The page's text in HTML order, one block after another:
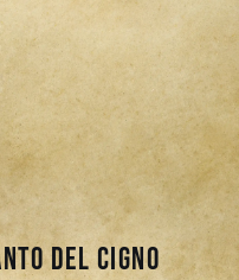
del cigno